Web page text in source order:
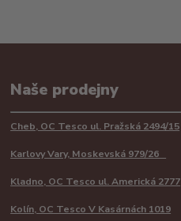
Naše prodejny
Cheb, OC Tesco ul. Pražská 2494/15
Karlovy Vary, Moskevská 979/26
Kladno, OC Tesco ul. Americká 2777
Kolín, OC Tesco V Kasárnách 1019